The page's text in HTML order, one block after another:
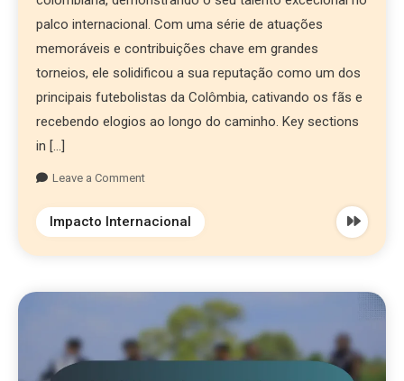
palco internacional. Com uma série de atuações
memoráveis e contribuições chave em grandes
torneios, ele solidificou a sua reputação como um dos
principais futebolistas da Colômbia, cativando os fãs e
recebendo elogios ao longo do caminho. Key sections
in […]
Leave a Comment
Impacto Internacional